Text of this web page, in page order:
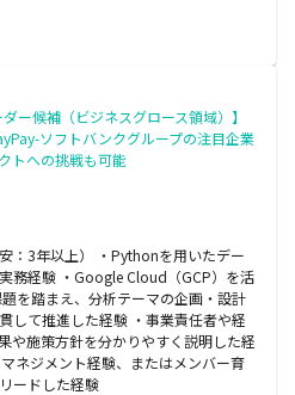
ー候補（ビジネスグロース領域）】
ソフトバンクグループの注目企業
トへの挑戦も可能
：3年以上） ・Pythonを用いたデー
務経験 ・Google Cloud（GCP）を活
を踏まえ、分析テーマの企画・設計
して推進した経験 ・事業責任者や経
や施策方針を分かりやすく説明した経
ネジメント経験、またはメンバー育
ードした経験